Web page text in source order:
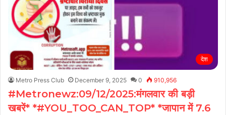
देश
Metro Press Club December 9, 2025 0 910,956
#Metronewz:09/12/2025:मंगलवार की बड़ी
खबरें* *#YOU_TOO_CAN_TOP* *जापान में 7.6